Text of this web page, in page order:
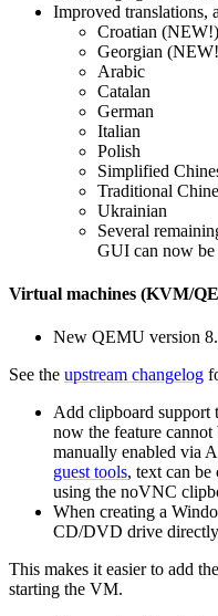
Improved translations,
Croatian (NEW!)
Georgian
Arabic
Catalan
German
Italian
Polish
Simplified
Traditional
Ukrainian
Several
GUI can now be
Virtual machines (KVM/
New QEMU version
See the upstream changelog
Add clipboard
now the feature
manually enabled via
guest tools, text can
using the noVNC
When creating a
CD/DVD drive
This makes it easier to add
starting the VM.